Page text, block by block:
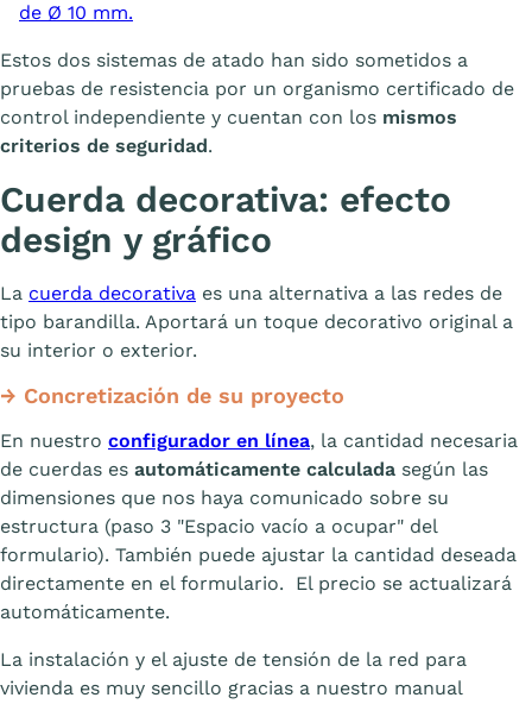
de Ø 10 mm.
Estos dos sistemas de atado han sido sometidos a
pruebas de resistencia por un organismo certificado de
control independiente y cuentan con los mismos
criterios de seguridad.
Cuerda decorativa: efecto
design y gráfico
La cuerda decorativa es una alternativa a las redes de
tipo barandilla. Aportará un toque decorativo original a
su interior o exterior.
→ Concretización de su proyecto
En nuestro configurador en línea, la cantidad necesaria
de cuerdas es automáticamente calculada según las
dimensiones que nos haya comunicado sobre su
estructura (paso 3 "Espacio vacío a ocupar" del
formulario). También puede ajustar la cantidad deseada
directamente en el formulario. El precio se actualizará
automáticamente.
La instalación y el ajuste de tensión de la red para
vivienda es muy sencillo gracias a nuestro manual